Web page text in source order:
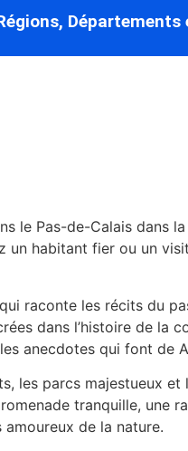
le Pas-de-Calais dans
habitant fier ou un
raconte les récits du
dans l’histoire de la
anecdotes qui font de
les parcs majestueux
tranquille, une
de la nature.